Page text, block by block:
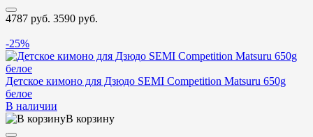
4787 руб. 3590 руб.
-25%
Детское кимоно для Дзюдо SEMI Competition Matsuru 650g
белое
В наличии
В корзину